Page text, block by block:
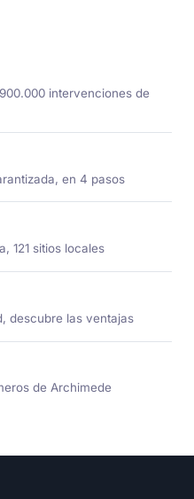
intervenciones de
en 4 pasos
121 sitios locales
descubre las ventajas
de Archimede